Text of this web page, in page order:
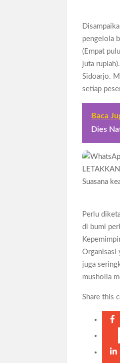
pengelola
(Empat
juta
Sidoarjo.
setiap
Baca
Dies
Suasana
Perlu
di bumi
Organisasi
juga
musholla
Share this